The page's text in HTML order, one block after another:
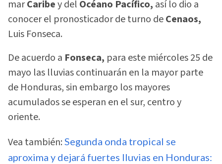
marCaribey del Océano Pacífico, así lo dio a
conocer el pronosticador de turno deCenaos,
Luis Fonseca.
De acuerdo a Fonseca, para este miércoles 25 de
mayo las lluvias continuarán en la mayor parte
de Honduras, sin embargo los mayores
acumulados se esperan en el sur, centro y
oriente.
Vea también: Segunda onda tropical se
aproxima y dejará fuertes lluvias en Honduras: